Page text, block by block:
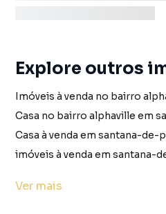
Explore outros
Casa no bairro alphaville em
Casa à venda em santana-de-
imóveis à venda em santana-
Ver mais